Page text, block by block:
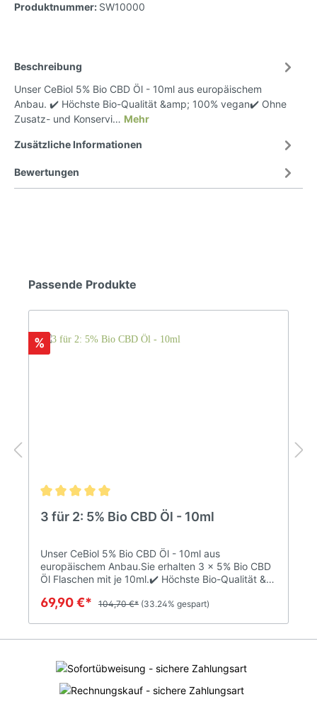
Produktnummer: SW10000
Beschreibung
Unser CeBiol 5% Bio CBD Öl - 10ml aus europäischem
Anbau. ✔️ Höchste Bio-Qualität &amp; 100% vegan✔️ Ohne
Zusatz- und Konservi… Mehr
Zusätzliche Informationen
Bewertungen
Passende Produkte
%
3 für 2: 5% Bio CBD Öl - 10ml
Unser CeBiol 5% Bio CBD Öl - 10ml aus
europäischem Anbau.Sie erhalten 3 x 5% Bio CBD
Öl Flaschen mit je 10ml.✔️ Höchste Bio-Qualität &
Konservierungsstoffe✔️ Legal, unter 0,2 % THC-
mit 5% CBD-Konzentration. Es setzt sich aus
Hanfextrakt enthält neben dem CBD viele weitere
wertvolle Inhaltsstoffe der Hanfpflanze wie:• CBDa
• CBDV • CBN • CBG • CBC • Terpene •
69,90 €* 104,70 €* (33.24% gespart)